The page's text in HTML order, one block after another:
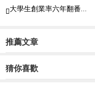
大學生創業率六年翻番...
推薦文章
猜你喜歡